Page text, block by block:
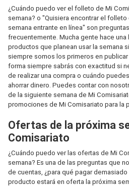
¿Cuándo puedo ver el folleto de Mi
semana? o "Quisiera encontrar el
semana entrante en línea" son
frecuentemente. Mucha gente hace
productos que planean usar la semana
siempre somos los primeros en
forma siempre sabrás con exactitud si
de realizar una compra o cuándo
ahorrar dinero. Puedes contar con
de la siguiente semana de Mi
promociones de Mi Comisariato para la
Ofertas de la próxima
Comisariato
¿Cuándo puedo ver las ofertas de Mi
semana? Es una de las preguntas que
de cuentas, ¿para qué pagar
producto estará en oferta la próxima